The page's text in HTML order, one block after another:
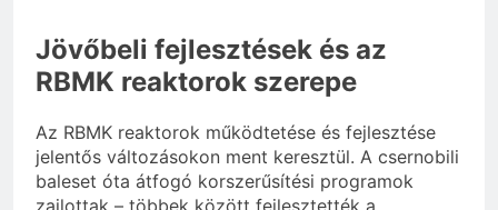
Jövőbeli fejlesztések és az
RBMK reaktorok szerepe
Az RBMK reaktorok működtetése és fejlesztése
jelentős változásokon ment keresztül. A csernobili
baleset óta átfogó korszerűsítési programok